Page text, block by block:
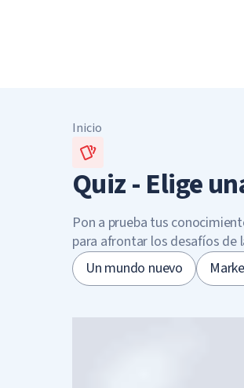
Inicio
Quiz - Elige
Pon a prueba tus
para afrontar los desafíos de
Un mundo nuevo